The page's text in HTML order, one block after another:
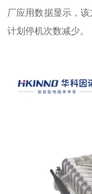
厂应用数据显示，
计划停机次数减少。